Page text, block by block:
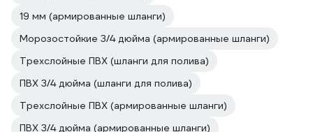
19 мм (армированные шланги)
Морозостойкие 3/4 дюйма (армированные шланги)
Трехслойные ПВХ (шланги для полива)
ПВХ 3/4 дюйма (шланги для полива)
Трехслойные ПВХ (армированные шланги)
ПВХ 3/4 дюйма (армированные шланги)